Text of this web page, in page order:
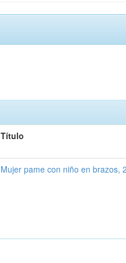
Título
Mujer pame con niño en brazos,